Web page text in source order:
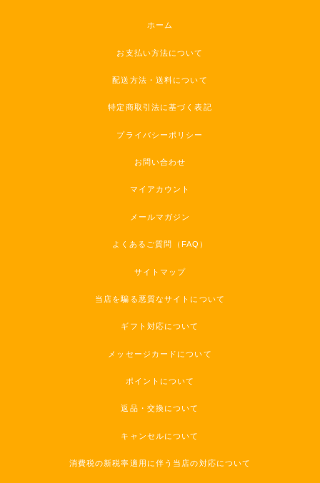
ホーム
お支払い方法について
配送方法・送料について
特定商取引法に基づく表記
プライバシーポリシー
お問い合わせ
マイアカウント
メールマガジン
よくあるご質問（FAQ）
サイトマップ
当店を騙る悪質なサイトについて
ギフト対応について
メッセージカードについて
ポイントについて
返品・交換について
キャンセルについて
消費税の新税率適用に伴う当店の対応について